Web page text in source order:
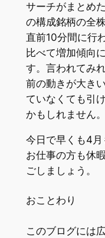
サーチがまとめ
の構成銘柄の全
直前10分間に行
比べて増加傾向
す。言われてみ
前の動きが大き
ていなくても引
かもしれません。
今日で早くも4月
お仕事の方も休
ごしましょう。
おことわり
このブログには